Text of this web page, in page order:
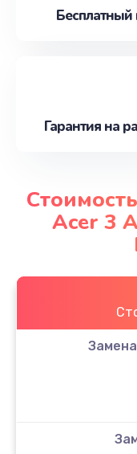
Бесплатный
Гарантия на
Acer 3